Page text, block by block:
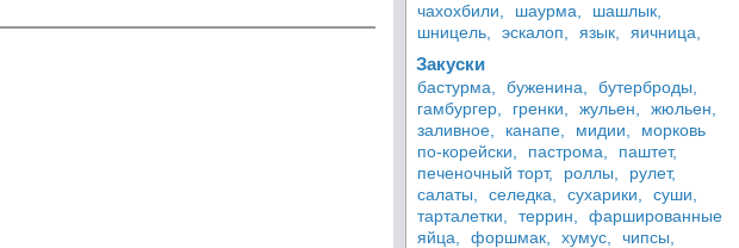
чахохбили,
шаурма,
шашлык,
шницель,
эскалоп, язык, яичница,
Закуски
бастурма, буженина,
бутерброды,
гамбургер,
гренки, жульен,
жюльен,
заливное,
канапе, мидии,
морковь
по-корейски,
пастрома,
паштет,
печеночный торт,
роллы,
рулет,
салаты,
селедка, сухарики,
суши,
тарталетки,
террин,
фаршированные
яйца,
форшмак, хумус, чипсы,